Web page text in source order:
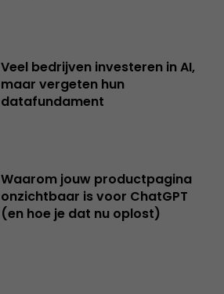
Veel bedrijven investeren in AI,
maar vergeten hun
datafundament
Waarom jouw productpagina
onzichtbaar is voor ChatGPT
(en hoe je dat nu oplost)